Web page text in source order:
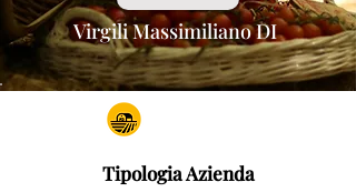
Virgili Massimiliano DI
Tipologia Azienda